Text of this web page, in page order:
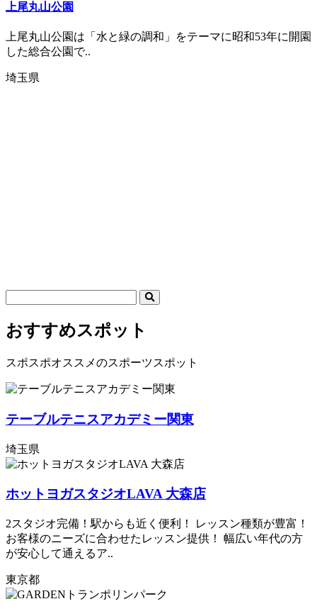
上尾丸山公園
上尾丸山公園は「水と緑の調和」をテーマに昭和53年に開園
した総合公園で..
埼玉県
おすすめスポット
スポスポオススメのスポーツスポット
テーブルテニスアカデミー関東
埼玉県
ホットヨガスタジオLAVA 大森店
2スタジオ完備！駅からも近く便利！ レッスン種類が豊富！
お客様のニーズに合わせたレッスン提供！ 幅広い年代の方
が安心して通えるア..
東京都